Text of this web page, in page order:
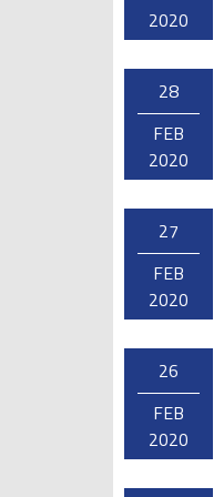
2020
28
FEB
2020
27
FEB
2020
26
FEB
2020